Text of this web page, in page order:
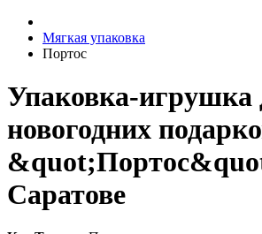
Мягкая упаковка
Портос
Упаковка-игрушка
новогодних
Саратове